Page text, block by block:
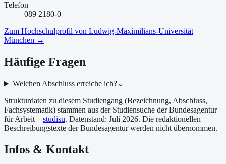
Telefon
089 2180-0
Zum Hochschulprofil von Ludwig-Maximilians-Universität
München →
Häufige Fragen
Welchen Abschluss erreiche ich?⌄
Strukturdaten zu diesem Studiengang (Bezeichnung, Abschluss,
Fachsystematik) stammen aus der Studiensuche der Bundesagentur
für Arbeit – studisu. Datenstand: Juli 2026. Die redaktionellen
Beschreibungstexte der Bundesagentur werden nicht übernommen.
Infos & Kontakt